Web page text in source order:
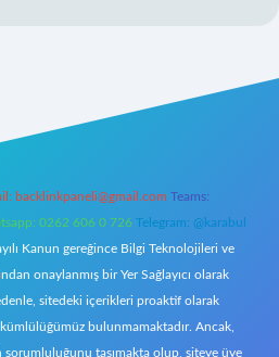
backlinkpaneli@gmail.com Teams:
0262 606 0 726 Telegram: @karabul
Kanun gereğince Bilgi Teknolojileri ve
onaylanmış bir Yer Sağlayıcı olarak
sitedeki içerikleri proaktif olarak
bulunmamaktadır. Ancak,
sorumluluğunu taşımakta olup, siteye üye